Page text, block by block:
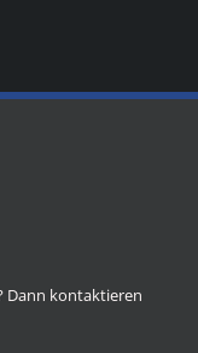
Dann kontaktieren